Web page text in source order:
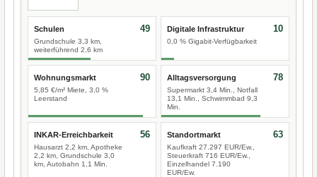
Schulen
Grundschule 3,3 km,
weiterführend 2,6 km
49 Digitale Infrastruktur
0,0 % Gigabit-Verfügbarkeit
10
Wohnungsmarkt
5,85 €/m² Miete, 3,0 %
Leerstand
90 Alltagsversorgung
Supermarkt 3,4 Min., Notfall
13,1 Min., Schwimmbad 9,3
Min.
78
INKAR-Erreichbarkeit
Hausarzt 2,2 km, Apotheke
2,2 km, Grundschule 3,0
km, Autobahn 1,1 Min.
56 Standortmarkt
Kaufkraft 27.297 EUR/Ew.,
Steuerkraft 716 EUR/Ew.,
Einzelhandel 7.190
EUR/Ew.
63